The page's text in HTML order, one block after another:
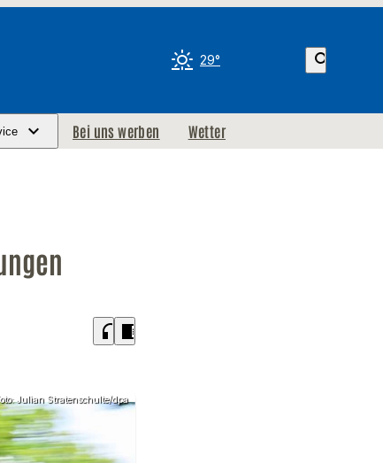
29° search
Bei uns werben Wetter
headphones chrome_reader_mode
Julian Stratenschulte/dpa